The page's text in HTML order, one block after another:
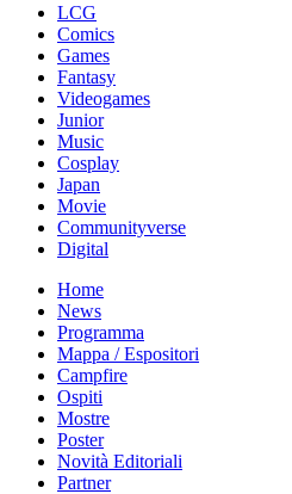
LCG
Comics
Games
Fantasy
Videogames
Junior
Music
Cosplay
Japan
Movie
Communityverse
Digital
Home
News
Programma
Mappa / Espositori
Campfire
Ospiti
Mostre
Poster
Novità Editoriali
Partner